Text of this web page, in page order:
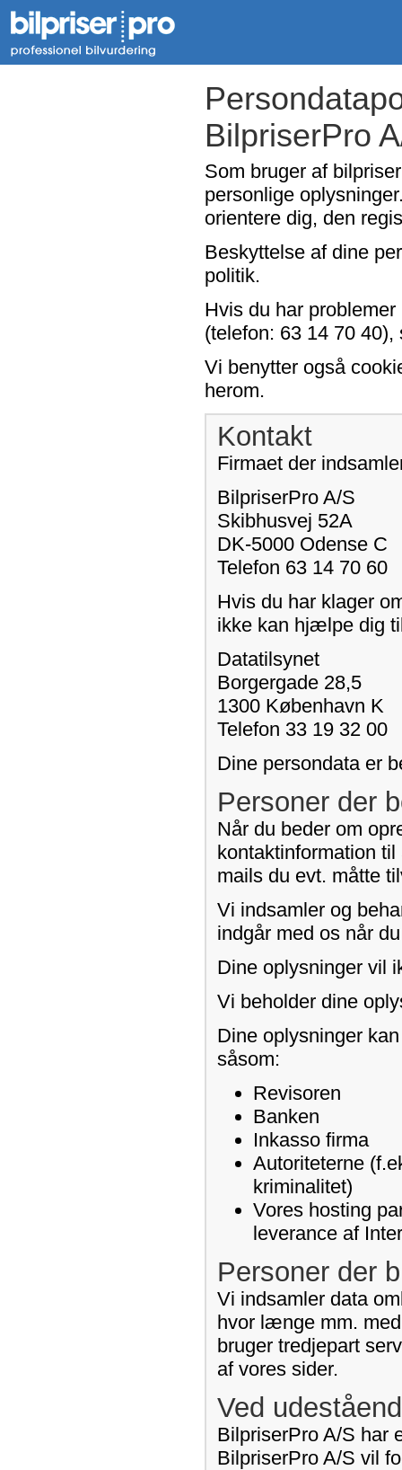
BilpriserPro
Som bruger af
personlige
orientere dig, den
Beskyttelse af dine
politik.
Hvis du har
(telefon: 63 14 70
Vi benytter også
herom.
Kontakt
Firmaet der
BilpriserPro A/S
Skibhusvej 52A
DK-5000 Odense C
Telefon 63 14 70 60
Hvis du har klager
ikke kan hjælpe dig
Datatilsynet
Borgergade 28,5
1300 København K
Telefon 33 19 32 00
Dine persondata er
Personer der
Når du beder om
kontaktinformation
mails du evt. måtte
Vi indsamler og
indgår med os når
Dine oplysninger vil
Vi beholder dine
Dine oplysninger
såsom:
Revisoren
Banken
Inkasso firma
Autoriteterne
kriminalitet)
Vores hosting
leverance af
Personer der
Vi indsamler data
hvor længe mm.
bruger tredjepart
af vores sider.
Ved
BilpriserPro A/S har
BilpriserPro A/S vil